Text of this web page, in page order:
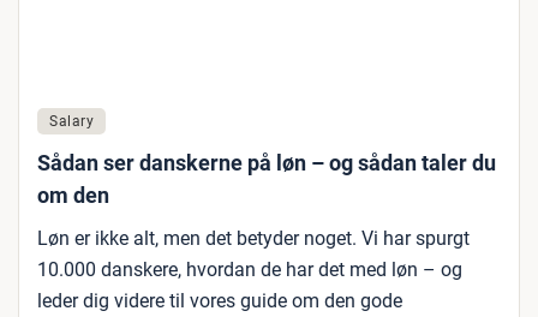
Salary
Sådan ser danskerne på løn – og sådan taler du
om den
Løn er ikke alt, men det betyder noget. Vi har spurgt
10.000 danskere, hvordan de har det med løn – og
leder dig videre til vores guide om den gode